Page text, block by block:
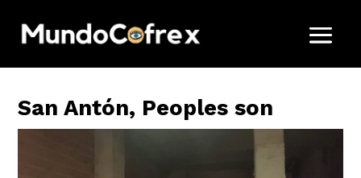
San Antón, Peoples son